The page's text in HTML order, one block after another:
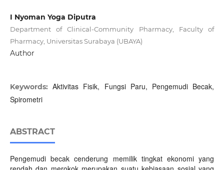
I Nyoman Yoga Diputra
Department of Clinical-Community Pharmacy, Faculty of
Pharmacy, Universitas Surabaya (UBAYA)
Author
Keywords:Aktivitas Fisik, Fungsi Paru, Pengemudi Becak,
Spirometri
ABSTRACT
Pengemudi becak cenderung memilik tingkat ekonomi yang